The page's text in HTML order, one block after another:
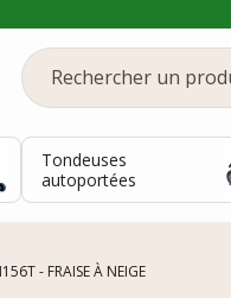
Tondeuses
autoportées
- FRAISE À NEIGE